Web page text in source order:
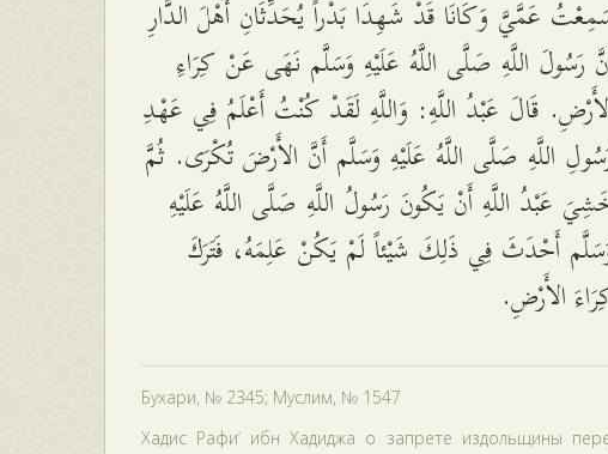
عَمَّيَّ وَكَانَا قَدْ شَهِدَا بَدْراً يُحَدِّثَانِ أَهْلَ الدَّارِ
رَسُولَ اللَّهِ صَلَّى اللَّهُ عَلَيْهِ وَسَلَّم نَهَى عَنْ كِرَاءِ
قَالَ عَبْدُ اللَّهِ: وَاللَّهِ لَقَدْ كُنْتُ أَعْلَمُ فِي عَهْدِ
اللَّهِ صَلَّى اللَّهُ عَلَيْهِ وَسَلَّم أَنَّ الأَرْضَ تُكْرَى. ثُمَّ
عَبْدُ اللَّهِ أَنْ يَكُونَ رَسُولُ اللَّهِ صَلَّى اللَّهُ عَلَيْهِ
أَحْدَثَ فِي ذَلِكَ شَيْئاً لَمْ يَكُنْ عَلِمَهُ، فَتَرَكَ
الأَرْضِ.
Бухари, № 2345; Муслим, № 1547
Хадис Рафи‘ ибн Хадиджа о запрете издольщины